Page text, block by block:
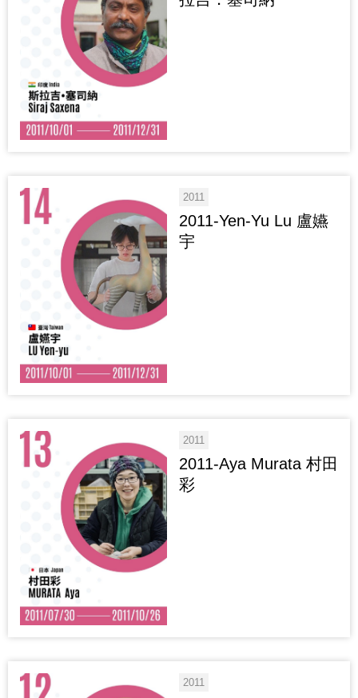
2011
2011-Yen-Yu Lu 盧嬿
宇
2011
2011-Aya Murata 村田
彩
2011